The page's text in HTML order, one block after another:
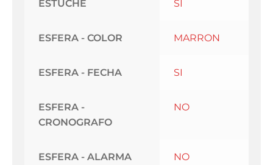
ESTUCHE SI
ESFERA - COLOR MARRON
ESFERA - FECHA SI
ESFERA -
CRONOGRAFO
NO
ESFERA - ALARMA NO